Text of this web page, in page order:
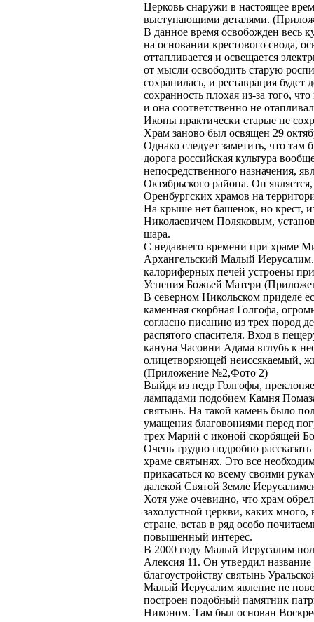
Церковь снаружи в настоящее
выступающими деталями.
В данное время освобожден весь
на основании крестового свода,
оттапливается и освещается
от мысли освободить старую
сохранилась, и реставрация
сохранность плохая из-за того,
и она соответственно не
Иконы практически старые не
Храм заново был освящен 29
Однако следует заметить, что
дорога российская культура
непосредственного назначения,
Октябрьского района. Он
Оренбургских храмов на
На крыше нет башенок, но крест,
Николаевичем Поляковым,
шара.
С недавнего времени при храме
Архангельский Малый
калориферных печей устроены
Успения Божьей Матери
В северном Никольском приделе
каменная скорбная Голгофа,
согласно писанию из трех пород
распятого спасителя. Вход в
кануна Часовни Адама вглубь к
олицетворяющей неиссякаемый,
(Приложение №2,Фото 2)
Выйдя из недр Голгофы,
лампадами подобием Камня
святынь. На такой камень было
умащения благовониями перед
трех Марий с иконой скорбящей
Очень трудно подробно
храме святынях. Это все
прикасаться ко всему своими
далекой Святой Земле
Хотя уже очевидно, что храм
захолустной церкви, каких
стране, встав в ряд особо
повышенный интерес.
В 2000 году Малый Иерусалим
Алексия 11. Он утвердил
благоустройству святынь
Малый Иерусалим явление не
построен подобный памятник
Никоном. Там был основан